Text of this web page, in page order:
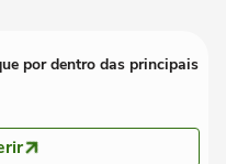
por dentro das principais